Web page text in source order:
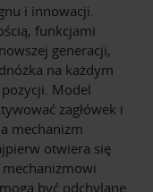
i innowacji.
funkcjami
generacji,
na każdym
Model
zagłówek i
mechanizm
otwiera się
mechanizmowi
być odchylane